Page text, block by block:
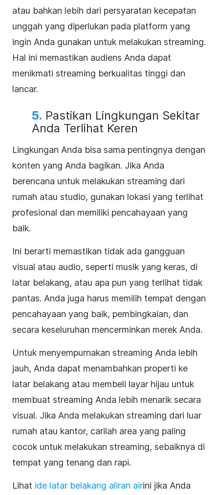
atau bahkan lebih dari persyaratan kecepatan
unggah yang diperlukan pada platform yang
ingin Anda gunakan untuk melakukan streaming.
Hal ini memastikan audiens Anda dapat
menikmati streaming berkualitas tinggi dan
lancar.
5. Pastikan Lingkungan Sekitar
Anda Terlihat Keren
Lingkungan Anda bisa sama pentingnya dengan
konten yang Anda bagikan. Jika Anda
berencana untuk melakukan streaming dari
rumah atau studio, gunakan lokasi yang terlihat
profesional dan memiliki pencahayaan yang
baik.
Ini berarti memastikan tidak ada gangguan
visual atau audio, seperti musik yang keras, di
latar belakang, atau apa pun yang terlihat tidak
pantas. Anda juga harus memilih tempat dengan
pencahayaan yang baik, pembingkaian, dan
secara keseluruhan mencerminkan merek Anda.
Untuk menyempurnakan streaming Anda lebih
jauh, Anda dapat menambahkan properti ke
latar belakang atau membeli layar hijau untuk
membuat streaming Anda lebih menarik secara
visual. Jika Anda melakukan streaming dari luar
rumah atau kantor, carilah area yang paling
cocok untuk melakukan streaming, sebaiknya di
tempat yang tenang dan rapi.
Lihat ide latar belakang aliran airini jika Anda